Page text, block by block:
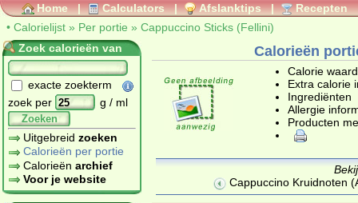
Home | Calculators | Afslanktips | Recepten
• Calorielijst » Per portie » Cappuccino Sticks (Fellini)
Zoek calorieën van
exacte zoekterm
zoek per
g / ml
Zoeken
Uitgebreid zoeken
Calorieën per portie
Calorieën archief
Voor je website
Calorieën
Calorie
Extra calorie
Ingrediënten
Allergie
Producten
Cappuccino Kruidnoten